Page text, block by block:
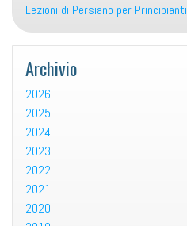
Lezioni di Persiano per Principianti
Archivio
2026
2025
2024
2023
2022
2021
2020